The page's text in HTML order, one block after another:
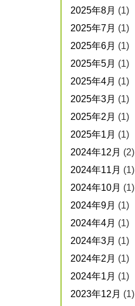
2025年8月 (1)
2025年7月 (1)
2025年6月 (1)
2025年5月 (1)
2025年4月 (1)
2025年3月 (1)
2025年2月 (1)
2025年1月 (1)
2024年12月 (2)
2024年11月 (1)
2024年10月 (1)
2024年9月 (1)
2024年4月 (1)
2024年3月 (1)
2024年2月 (1)
2024年1月 (1)
2023年12月 (1)